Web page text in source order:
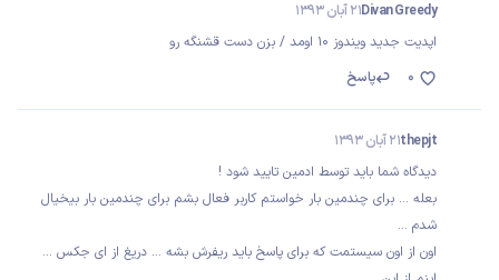
Divan Greedy21 آبان 1393
اپدیت جدید ویندوز 10 اومد / بزن دست قشنگه رو
پاسخ
0
thepjt21 آبان 1393
دیدگاه شما باید توسط ادمین تایید شود !
بعله ... برای چندمین بار خواستم کاربر فعال بشم برای چندمین بار بیخیال
شدم ...
اون از اون سیستمت که برای پاسخ باید ریفرش بشه ... دریغ از ای جکس ...